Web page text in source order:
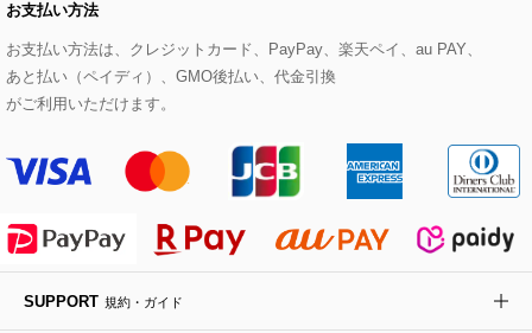
eur3
Maison de CINQ
MK MICHEL KLEIN BAG
HIROKO KOSHINO
re:edition project 165
その他のトップス
セットアップスカート
セットアップワンピース
モッズコート
ステンカラーコート
ライダースジャケット
デニムジャケット
ダウンジャケット・コート
帽子
ヘアアクセサリー
ハンカチ・バンダナ
手袋
チャーム・ストラップ
ブレスレット・バングル
ブローチ・コサージュ
ショルダーバッグ
ボストンバッグ
バックパック・リュック
ボディバッグ・メッセンジャーバッグ
トラベルバッグ
パンプス
スニーカー
フラットシューズ
ローファー
ドレスシューズ
すべてのアートフラワー
ローズ
カサブランカ・カラー
ラナンキュラス
ポプリアレンジ＆フレグランス
お支払い方法
お支払い方法は、クレジットカード、PayPay、楽天ペイ、au PAY、
あと払い（ペイディ）、GMO後払い、代金引換
がご利用いただけます。
SUPPORT 規約・ガイド